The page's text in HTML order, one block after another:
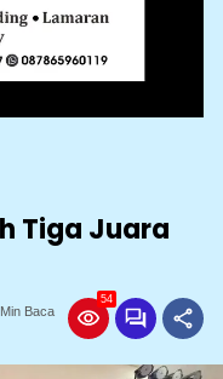
Tiga Juara
Baca
54